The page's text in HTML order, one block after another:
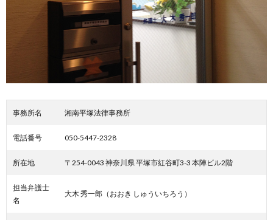
事務所名 湘南平塚法律事務所
電話番号 050-5447-2328
所在地 〒254-0043 神奈川県 平塚市紅谷町3-3 本陣ビル2階
担当弁護士
名
大木 秀一郎（おおき しゅういちろう）